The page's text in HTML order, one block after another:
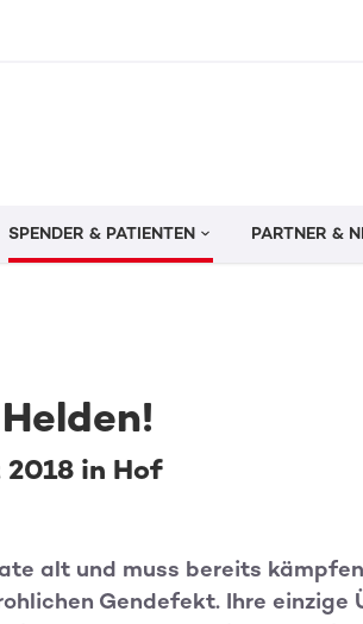
SPENDER & PATIENTEN PARTNER &
in Hof
alt und muss bereits
Gendefekt. Ihre einzige